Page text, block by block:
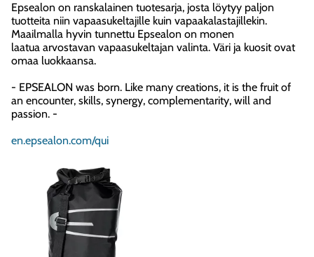
Epsealon on ranskalainen tuotesarja, josta löytyy paljon
tuotteita niin vapaasukeltajille kuin vapaakalastajillekin.
Maailmalla hyvin tunnettu Epsealon on monen
laatua arvostavan vapaasukeltajan valinta. Väri ja kuosit ovat
omaa luokkaansa.
- EPSEALON was born. Like many creations, it is the fruit of
an encounter, skills, synergy, complementarity, will and
passion. -
en.epsealon.com/qui